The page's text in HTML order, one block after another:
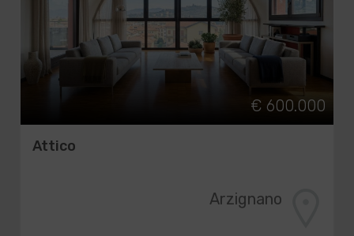
€ 600.000
Attico
Arzignano